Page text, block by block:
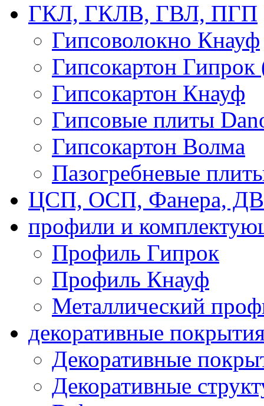
ГКЛ, ГКЛВ, ГВЛ, ПГП
Гипсоволокно Кнауф
Гипсокартон Гипрок
Гипсокартон Кнауф
Гипсовые плиты
Гипсокартон Волма
Пазогребневые
ЦСП, ОСП, Фанера,
профили и
Профиль Гипрок
Профиль Кнауф
Металлический
декоративные
Декоративные
Декоративные